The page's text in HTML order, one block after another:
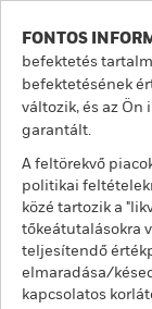
FONTOS
befektetés
befektetésének
változik, és az Ön
garantált.
A feltörekvő
politikai
közé tartozik a
tőkeátutalásokra
teljesítendő
elmaradása/
kapcsolatos